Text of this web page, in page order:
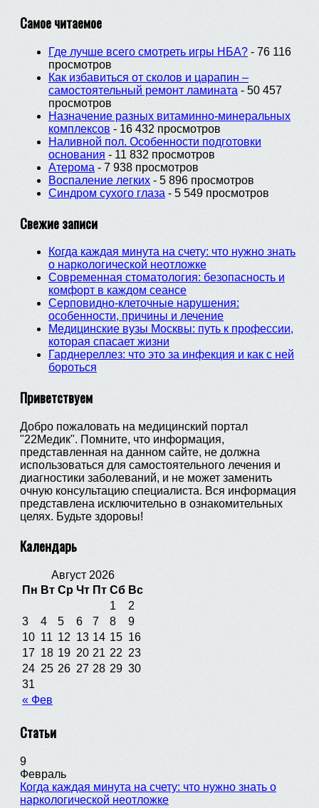
Самое читаемое
Где лучше всего смотреть игры НБА? - 76 116
просмотров
Как избавиться от сколов и царапин –
самостоятельный ремонт ламината - 50 457
просмотров
Назначение разных витаминно-минеральных
комплексов - 16 432 просмотров
Наливной пол. Особенности подготовки
основания - 11 832 просмотров
Атерома - 7 938 просмотров
Воспаление легких - 5 896 просмотров
Синдром сухого глаза - 5 549 просмотров
Свежие записи
Когда каждая минута на счету: что нужно знать
о наркологической неотложке
Современная стоматология: безопасность и
комфорт в каждом сеансе
Серповидно-клеточные нарушения:
особенности, причины и лечение
Медицинские вузы Москвы: путь к профессии,
которая спасает жизни
Гарднереллез: что это за инфекция и как с ней
бороться
Приветствуем
Добро пожаловать на медицинский портал
"22Медик". Помните, что информация,
представленная на данном сайте, не должна
использоваться для самостоятельного лечения и
диагностики заболеваний, и не может заменить
очную консультацию специалиста. Вся информация
представлена исключительно в ознакомительных
целях. Будьте здоровы!
Календарь
Август 2026
Пн Вт Ср Чт Пт Сб Вс
« Фев
1
2
3
4 5 6 7 8
9
10 11 12 13 14 15 16
17 18 19 20 21 22 23
24 25 26 27 28 29 30
31
Статьи
9
Февраль
Когда каждая минута на счету: что нужно знать о
наркологической неотложке